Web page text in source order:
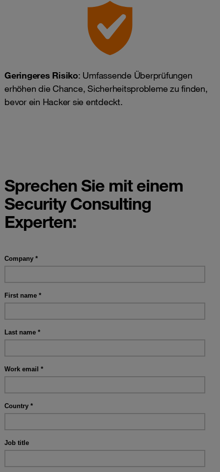
Geringeres Risiko: Umfassende Überprüfungen
erhöhen die Chance, Sicherheitsprobleme zu finden,
bevor ein Hacker sie entdeckt.
Sprechen Sie mit einem
Security Consulting
Experten: